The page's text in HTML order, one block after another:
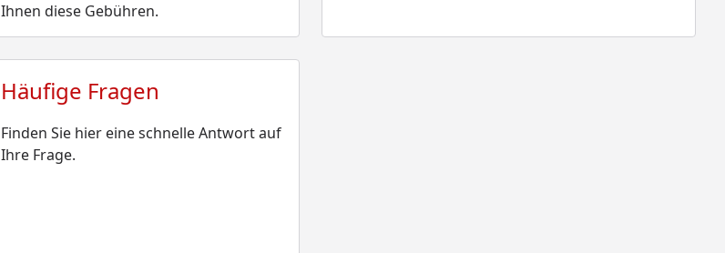
Ihnen diese Gebühren.
Häufige Fragen
Finden Sie hier eine schnelle Antwort auf
Ihre Frage.